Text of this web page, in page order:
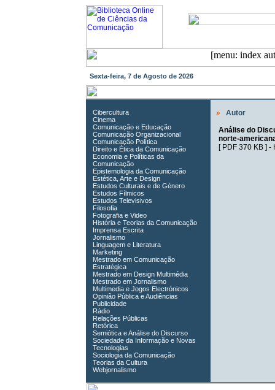
Sexta-feira, 7 de Agosto de 2026
Cibercultura
Cinema
Comunicação e Educação
Comunicação Organizacional
Comunicação Política
Direito e Ética da Comunicação
Economia e Políticas da
Comunicação
Epistemologia da Comunicação
Estética, Arte e Design
Estudos Culturais e de Género
Estudos Fílmicos
Estudos Televisivos
Filosofia
Fotografia e Video
História e Teorias da Comunicação
Imprensa Escrita
Jornalismo
Linguagem e Literatura
Marketing
Mestrado em Comunicação
Estratégica
Mestrado em Design Multimédia
Mestrado em Jornalismo
Multimedia e Jogos Electrónicos
Opinião Pública e Audiências
Publicidade
Rádio
Relações Públicas
Retórica
Semiótica e Análise do Discurso
Sociedade da Informação e Novas
Tecnologias
Sociologia da Comunicação
Teorias da Cultura
Webjornalismo
»
Autor
Análise do
norte-
[ PDF 370 KB] -